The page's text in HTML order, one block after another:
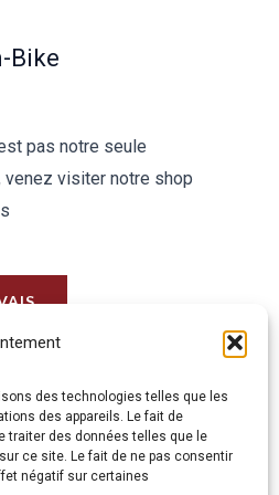
des technologies telles que les
des appareils. Le fait de
traiter des données telles que le
ce site. Le fait de ne pas consentir
négatif sur certaines
Bike
pas notre seule
venez visiter notre shop